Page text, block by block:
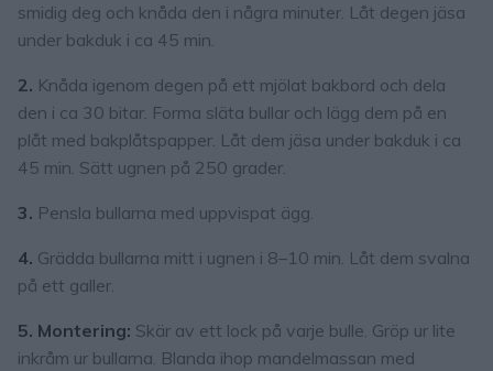
smidig deg och knåda den i några minuter. Låt degen jäsa
under bakduk i ca 45 min.
2. Knåda igenom degen på ett mjölat bakbord och dela
den i ca 30 bitar. Forma släta bullar och lägg dem på en
plåt med bakplåtspapper. Låt dem jäsa under bakduk i ca
45 min. Sätt ugnen på 250 grader.
3. Pensla bullarna med uppvispat ägg.
4. Grädda bullarna mitt i ugnen i 8–10 min. Låt dem svalna
på ett galler.
5. Montering: Skär av ett lock på varje bulle. Gröp ur lite
inkråm ur bullarna. Blanda ihop mandelmassan med